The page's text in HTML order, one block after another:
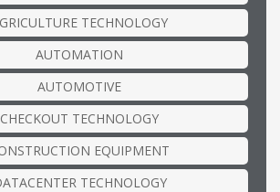
TECHNOLOGY
AUTOMATION
AUTOMOTIVE
CHECKOUT TECHNOLOGY
EQUIPMENT
TECHNOLOGY